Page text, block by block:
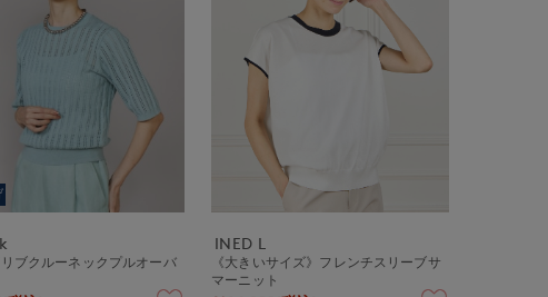
ブクルーネックプルオーバ
INED L
《大きいサイズ》フレンチスリーブサ
マーニット